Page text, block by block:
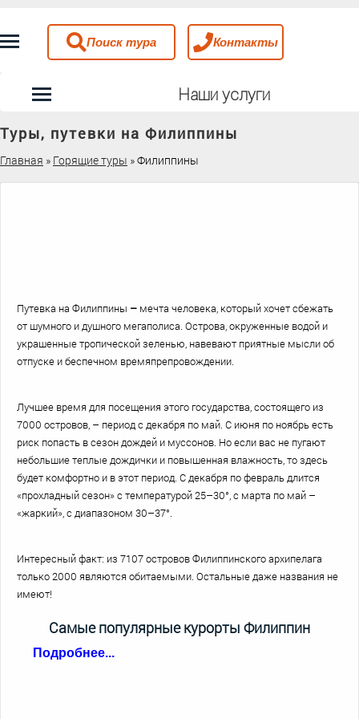
Поиск тура Контакты
Наши услуги
Туры, путевки на Филиппины
Главная » Горящие туры »Филиппины
Путевка на Филиппины – мечта человека, который хочет сбежать
от шумного и душного мегаполиса. Острова, окруженные водой и
украшенные тропической зеленью, навевают приятные мысли об
отпуске и беспечном времяпрепровождении.
Лучшее время для посещения этого государства, состоящего из
7000 островов, – период с декабря по май. С июня по ноябрь есть
риск попасть в сезон дождей и муссонов. Но если вас не пугают
небольшие теплые дождички и повышенная влажность, то здесь
будет комфортно и в этот период. С декабря по февраль длится
«прохладный сезон» с температурой 25–30°, с марта по май –
«жаркий», с диапазоном 30–37°.
Интересный факт: из 7107 островов Филиппинского архипелага
только 2000 являются обитаемыми. Остальные даже названия не
имеют!
Самые популярные курорты Филиппин
Подробнее...